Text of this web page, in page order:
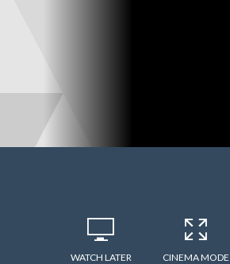
WATCH LATER CINEMA MODE